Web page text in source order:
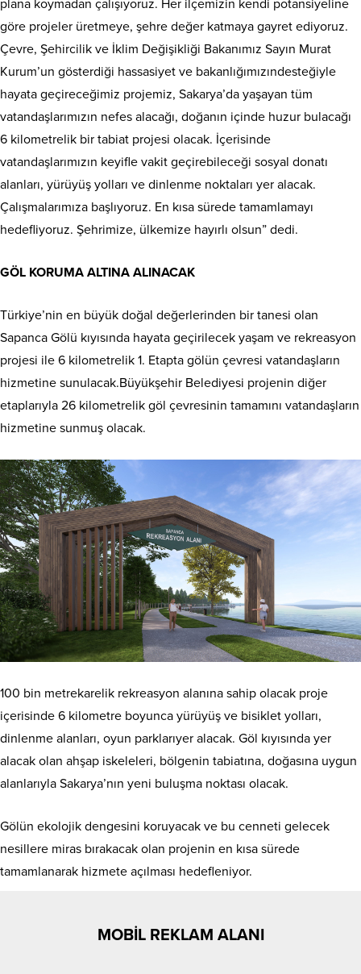
plana koymadan çalışıyoruz. Her ilçemizin kendi potansiyeline
göre projeler üretmeye, şehre değer katmaya gayret ediyoruz.
Çevre, Şehircilik ve İklim Değişikliği Bakanımız Sayın Murat
Kurum’un gösterdiği hassasiyet ve bakanlığımızındesteğiyle
hayata geçireceğimiz projemiz, Sakarya’da yaşayan tüm
vatandaşlarımızın nefes alacağı, doğanın içinde huzur bulacağı
6 kilometrelik bir tabiat projesi olacak. İçerisinde
vatandaşlarımızın keyifle vakit geçirebileceği sosyal donatı
alanları, yürüyüş yolları ve dinlenme noktaları yer alacak.
Çalışmalarımıza başlıyoruz. En kısa sürede tamamlamayı
hedefliyoruz. Şehrimize, ülkemize hayırlı olsun” dedi.
GÖL KORUMA ALTINA ALINACAK
Türkiye’nin en büyük doğal değerlerinden bir tanesi olan
Sapanca Gölü kıyısında hayata geçirilecek yaşam ve rekreasyon
projesi ile 6 kilometrelik 1. Etapta gölün çevresi vatandaşların
hizmetine sunulacak.Büyükşehir Belediyesi projenin diğer
etaplarıyla 26 kilometrelik göl çevresinin tamamını vatandaşların
hizmetine sunmuş olacak.
100 bin metrekarelik rekreasyon alanına sahip olacak proje
içerisinde 6 kilometre boyunca yürüyüş ve bisiklet yolları,
dinlenme alanları, oyun parklarıyer alacak. Göl kıyısında yer
alacak olan ahşap iskeleleri, bölgenin tabiatına, doğasına uygun
alanlarıyla Sakarya’nın yeni buluşma noktası olacak.
Gölün ekolojik dengesini koruyacak ve bu cenneti gelecek
nesillere miras bırakacak olan projenin en kısa sürede
tamamlanarak hizmete açılması hedefleniyor.
MOBİL REKLAM ALANI